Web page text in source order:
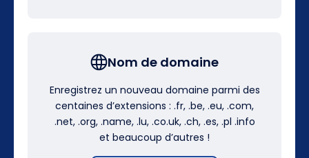
Nom de domaine
Enregistrez un nouveau domaine parmi des
centaines d’extensions : .fr, .be, .eu, .com,
.net, .org, .name, .lu, .co.uk, .ch, .es, .pl .info
et beaucoup d’autres !